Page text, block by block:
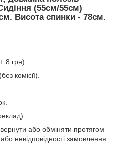
(55см/55см)
Висота спинки - 78см.
8 грн).
комісії).
або обміняти протягом
невідповідності замовлення.